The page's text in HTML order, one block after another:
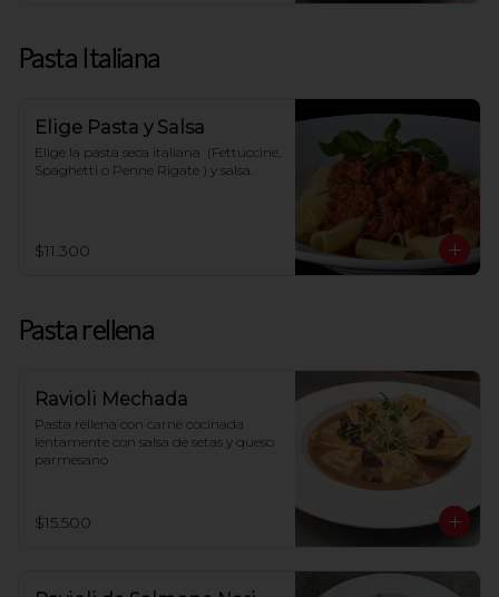
Pasta Italiana
Elige Pasta y Salsa
Elige la pasta seca italiana  (Fettuccine,
Spaghetti o Penne Rigate ) y salsa.
$11.300
Pasta rellena
Ravioli Mechada
Pasta rellena con carne cocinada
lentamente con salsa de setas y queso
parmesano
$15.500